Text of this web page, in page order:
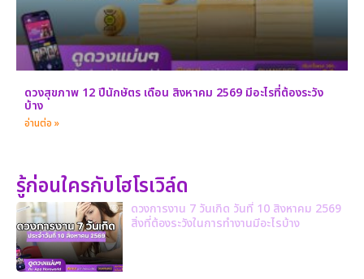
ดวงสุขภาพ 12 ปีนักษัตร เดือน สิงหาคม 2569 มีอะไรที่ต้องระวัง
บ้าง
อ่านต่อ »
รู้ก่อนใครกับโฮโรเวิล์ด
ดวงการงาน 7 วันเกิด วันที่ 10 สิงหาคม 2569
สิ่งที่ต้องระวังในการทำงานมีอะไรบ้าง